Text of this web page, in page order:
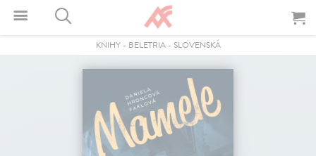
KNIHY- BELETRIA- SLOVENSKÁ